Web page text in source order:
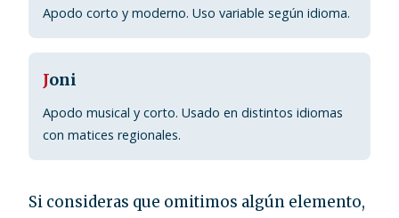
Apodo corto y moderno. Uso variable según idioma.
Joni
Apodo musical y corto. Usado en distintos idiomas
con matices regionales.
Si consideras que omitimos algún elemento,